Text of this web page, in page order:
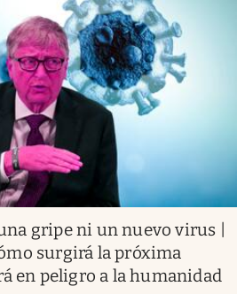
gripe ni un nuevo virus |
surgirá la próxima
en peligro a la humanidad